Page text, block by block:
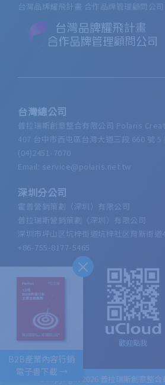
B2B產業內容行銷
電子書下載 →
台灣品牌耀飛計畫 合作品牌管理顧問公司
台灣總公司
普拉瑞斯創意整合有限公司 Polaris
407 台中市西屯區台灣大道三段 660 號 5
(04)2451-7070
Email: service@polaris.net.tw
深圳分公司
霍普營銷策劃（深圳）有限公司
普拉瑞斯營銷策劃（深圳）有限公司
深圳市坪山区坑梓街道坑梓社区育新街道
+86-755-8177-5465
歡迎點我
©Copyright 2026 普拉瑞斯創意整合